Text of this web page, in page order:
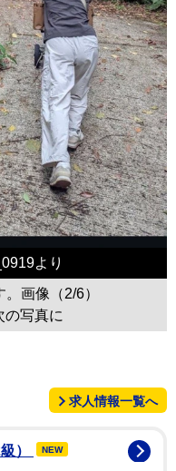
より
画像（2/6）
の写真に
求人情報一覧へ
） NEW